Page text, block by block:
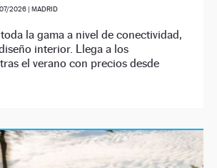
2026| MADRID
la gama a nivel de conectividad,
interior. Llega a los
el verano con precios desde